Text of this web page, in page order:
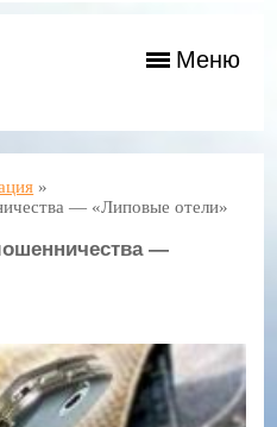
Меню
»
— «Липовые отели»
—